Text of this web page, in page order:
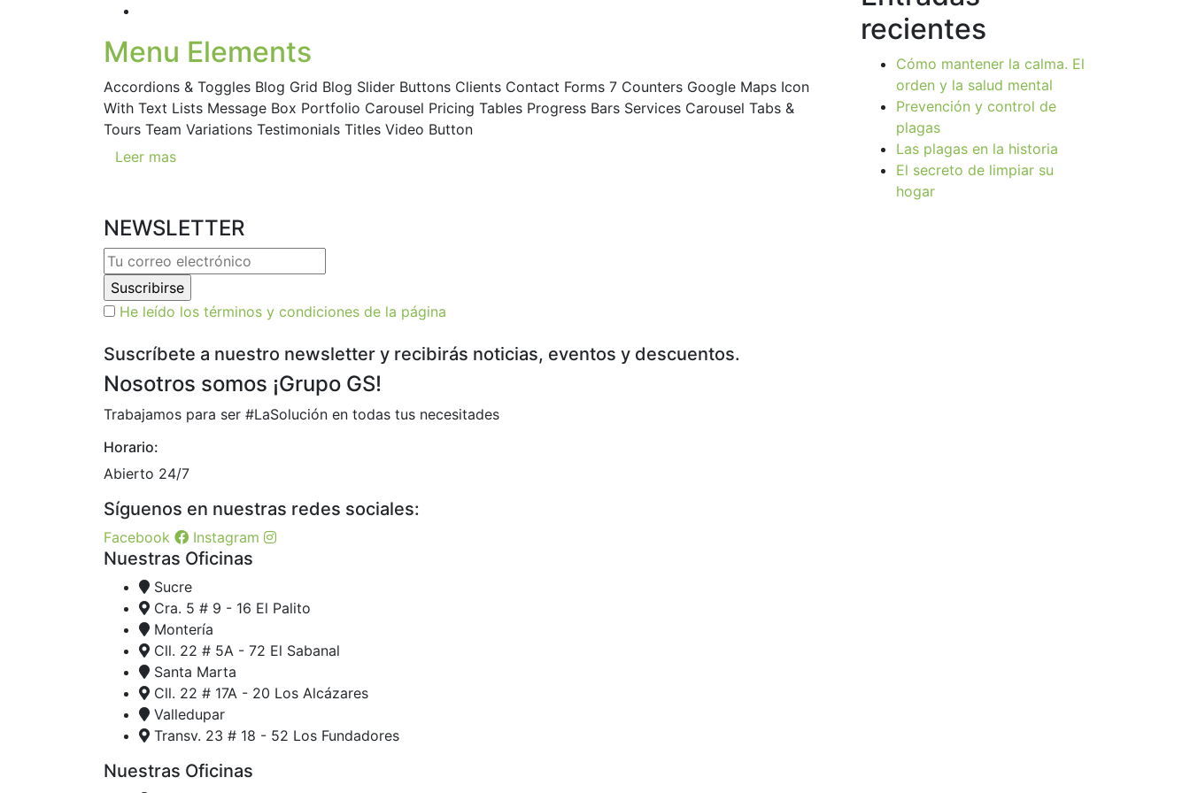
Menu Elements
Accordions & Toggles Blog Grid Blog Slider Buttons Clients Contact Forms 7 Counters Google Maps Icon
With Text Lists Message Box Portfolio Carousel Pricing Tables Progress Bars Services Carousel Tabs &
Tours Team Variations Testimonials Titles Video Button
Leer mas
recientes
Cómo mantener la calma. El
orden y la salud mental
Prevención y control de
plagas
Las plagas en la historia
El secreto de limpiar su
hogar
NEWSLETTER
He leído los términos y condiciones de la página
Suscríbete a nuestro newsletter y recibirás noticias, eventos y descuentos.
Nosotros somos ¡Grupo GS!
Trabajamos para ser #LaSolución en todas tus necesitades
Horario:
Abierto 24/7
Síguenos en nuestras redes sociales:
Facebook Instagram
Nuestras Oficinas
Sucre
Cra. 5 # 9 - 16 El Palito
Montería
Cll. 22 # 5A - 72 El Sabanal
Santa Marta
Cll. 22 # 17A - 20 Los Alcázares
Valledupar
Transv. 23 # 18 - 52 Los Fundadores
Nuestras Oficinas